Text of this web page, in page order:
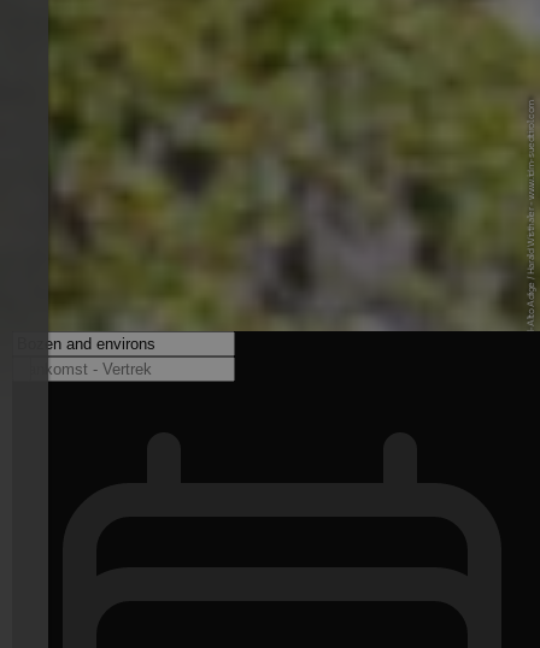
© IDM Südtirol-Alto Adige / Harald Wisthaler - www.idm-suedtirol.com